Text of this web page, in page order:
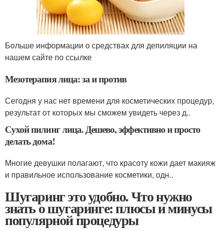
Больше информации о средствах для депиляции на
нашем сайте по ссылке
Мезотерапия лица: за и против
Сегодня у нас нет времени для косметических процедур,
результат от которых мы сможем увидеть через д..
Сухой пилинг лица. Дешево, эффективно и просто
делать дома!
Многие девушки полагают, что красоту кожи дает макияж
и правильное использование косметики, одн..
Шугаринг это удобно. Что нужно
знать о шугаринге: плюсы и минусы
популярной процедуры